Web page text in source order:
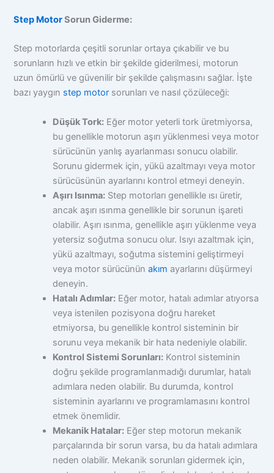
Step MotorSorun Giderme:
Step motorlarda çeşitli sorunlar ortaya çıkabilir ve bu
sorunların hızlı ve etkin bir şekilde giderilmesi, motorun
uzun ömürlü ve güvenilir bir şekilde çalışmasını sağlar. İşte
bazı yaygın step motor sorunları ve nasıl çözüleceği:
Düşük Tork: Eğer motor yeterli tork üretmiyorsa,
bu genellikle motorun aşırı yüklenmesi veya motor
sürücünün yanlış ayarlanması sonucu olabilir.
Sorunu gidermek için, yükü azaltmayı veya motor
sürücüsünün ayarlarını kontrol etmeyi deneyin.
Aşırı Isınma: Step motorları genellikle ısı üretir,
ancak aşırı ısınma genellikle bir sorunun işareti
olabilir. Aşırı ısınma, genellikle aşırı yüklenme veya
yetersiz soğutma sonucu olur. Isıyı azaltmak için,
yükü azaltmayı, soğutma sistemini geliştirmeyi
veya motor sürücününakım ayarlarını düşürmeyi
deneyin.
Hatalı Adımlar: Eğer motor, hatalı adımlar atıyorsa
veya istenilen pozisyona doğru hareket
etmiyorsa, bu genellikle kontrol sisteminin bir
sorunu veya mekanik bir hata nedeniyle olabilir.
Kontrol Sistemi Sorunları: Kontrol sisteminin
doğru şekilde programlanmadığı durumlar, hatalı
adımlara neden olabilir. Bu durumda, kontrol
sisteminin ayarlarını ve programlamasını kontrol
etmek önemlidir.
Mekanik Hatalar: Eğer step motorun mekanik
parçalarında bir sorun varsa, bu da hatalı adımlara
neden olabilir. Mekanik sorunları gidermek için,